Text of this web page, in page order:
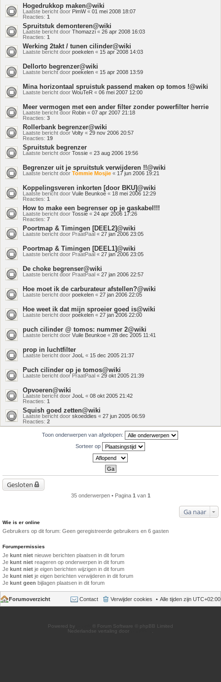
Hogedrukkop maken@wiki
Laatste bericht door PimW« 01 mei 2008 18:07
Reacties: 1
Spruitstuk demonteren@wiki
Laatste bericht door Thomazzi « 26 apr 2008 16:03
Reacties: 1
Werking 2takt / tunen cilinder@wiki
Laatste bericht door poekelen « 15 apr 2008 14:03
Dellorto begrenzer@wiki
Laatste bericht door poekelen « 15 apr 2008 13:59
Mina horizontaal spruistuk passend maken op tomos !@wiki
Laatste bericht door WouTeR « 06 mei 2007 12:00
Meer vermogen met een ander filter zonder powerfilter herrie
Laatste bericht door Robin « 07 apr 2007 21:18
Reacties: 3
Rollerbank begrenzer@wiki
Laatste bericht door Volty « 29 nov 2006 20:57
Reacties: 19
Spruitstuk begrenzer
Laatste bericht door Tossie « 23 aug 2006 19:56
Begrenzer uit je spruitstuk verwijderen !!@wiki
Laatste bericht door Tommie Mosjie « 17 jun 2006 19:21
Koppelingsveren inkorten [door BKU]@wiki
Laatste bericht door Vuile Beunkoe « 18 mei 2006 12:29
Reacties: 1
How to make een begrenser op je gaskabel!!!
Laatste bericht door Tossie « 24 apr 2006 17:26
Reacties: 7
Poortmap & Timingen [DEEL2]@wiki
Laatste bericht door PraatPaal « 27 jan 2006 23:05
Poortmap & Timingen [DEEL1]@wiki
Laatste bericht door PraatPaal « 27 jan 2006 23:05
De choke begrenser@wiki
Laatste bericht door PraatPaal « 27 jan 2006 22:57
Hoe moet ik de carburateur afstellen?@wiki
Laatste bericht door poekelen « 27 jan 2006 22:05
Hoe weet ik dat mijn sproeier goed is@wiki
Laatste bericht door poekelen « 27 jan 2006 22:00
puch cilinder @ tomos: nummer 2@wiki
Laatste bericht door Vuile Beunkoe « 28 dec 2005 11:41
prop in luchtfilter
Laatste bericht door JooL « 15 dec 2005 21:37
Puch cilinder op je tomos@wiki
Laatste bericht door PraatPaal « 29 okt 2005 21:39
Opvoeren@wiki
Laatste bericht door JooL « 08 okt 2005 21:42
Reacties: 1
Squish goed zetten@wiki
Laatste bericht door skoeddies « 27 jun 2005 06:59
Reacties: 2
Toon onderwerpen van afgelopen:
Sorteer op
Gesloten
35 onderwerpen • Pagina 1 van 1
Ga naar
Wie is er online
Gebruikers op dit forum: Geen geregistreerde gebruikers en 6 gasten
Forumpermissies
Je kunt niet nieuwe berichten plaatsen in dit forum
Je kunt niet reageren op onderwerpen in dit forum
Je kunt niet je eigen berichten wijzigen in dit forum
Je kunt niet je eigen berichten verwijderen in dit forum
Je kunt geen bijlagen plaatsen in dit forum
Forumoverzicht Alle tijden zijn UTC+02:00
Verwijder cookies
Contact
Powered by
® Forum Software © phpBB Limited
Nederlandse vertaling door